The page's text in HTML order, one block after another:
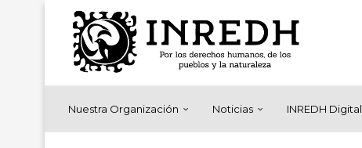
Nuestra Organización Noticias INREDH Digital